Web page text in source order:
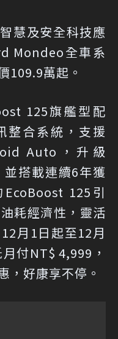
慧及安全科技應
Mondeo全車系
109.9萬起。
125旗艦型配
整合系統，支援
Auto，升級
搭載連續6年獲
125引
耗經濟性，靈活
月1日起至12月
付NT$ 4,999，
，好康享不停。